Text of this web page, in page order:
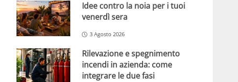
Idee contro la noia per i tuoi
venerdì sera
3 Agosto 2026
Rilevazione e spegnimento
incendi in azienda: come
integrare le due fasi